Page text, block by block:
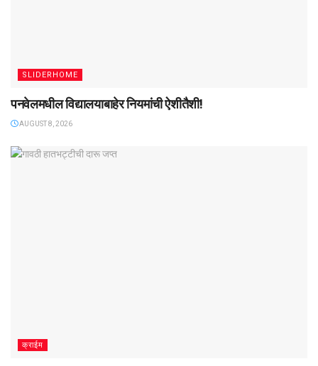
SLIDERHOME
पनवेलमधील विद्यालयाबाहेर नियमांची ऐशीतैशी!
AUGUST 8, 2026
क्राईम